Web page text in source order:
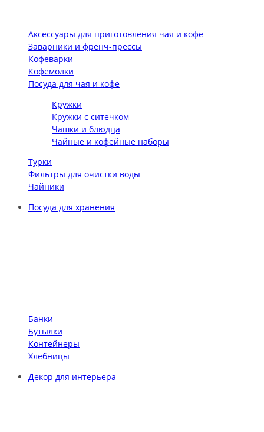
Аксессуары для приготовления чая и кофе
Заварники и френч-прессы
Кофеварки
Кофемолки
Посуда для чая и кофе
Кружки
Кружки с ситечком
Чашки и блюдца
Чайные и кофейные наборы
Турки
Фильтры для очистки воды
Чайники
Посуда для хранения
Банки
Бутылки
Контейнеры
Хлебницы
Декор для интерьера